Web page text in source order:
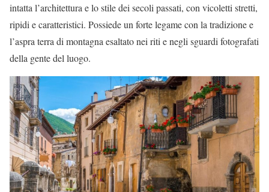
intatta l’architettura e lo stile dei secoli passati, con vicoletti stretti,
ripidi e caratteristici. Possiede un forte legame con la tradizione e
l’aspra terra di montagna esaltato nei riti e negli sguardi fotografati
della gente del luogo.